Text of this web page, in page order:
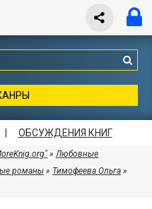
ОБСУЖДЕНИЯ КНИГ
»Любовные
романы » Тимофеева Ольга »